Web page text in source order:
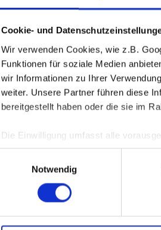
Cookie- und
Wir verwenden Cookies, wie z.B.
Funktionen für soziale Medien
wir Informationen zu Ihrer
weiter. Unsere Partner führen diese
bereitgestellt haben oder die sie im
Die Einwilligung umfasst alle
jederzeit unter DATENSCHUTZ
verwendeten externen Komponenten
Notwendig
Application error: a